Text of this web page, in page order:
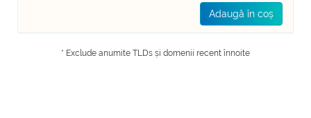
Adaugă în coș
* Exclude anumite TLDs și domenii recent înnoite